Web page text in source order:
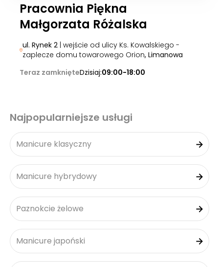
Pracownia Piękna
Małgorzata Różalska
ul. Rynek 2| wejście od ulicy Ks. Kowalskiego -
zaplecze domu towarowego Orion, Limanowa
Teraz zamknięteDzisiaj:09:00-18:00
Najpopularniejsze usługi
Manicure klasyczny
Manicure hybrydowy
Paznokcie żelowe
Manicure japoński